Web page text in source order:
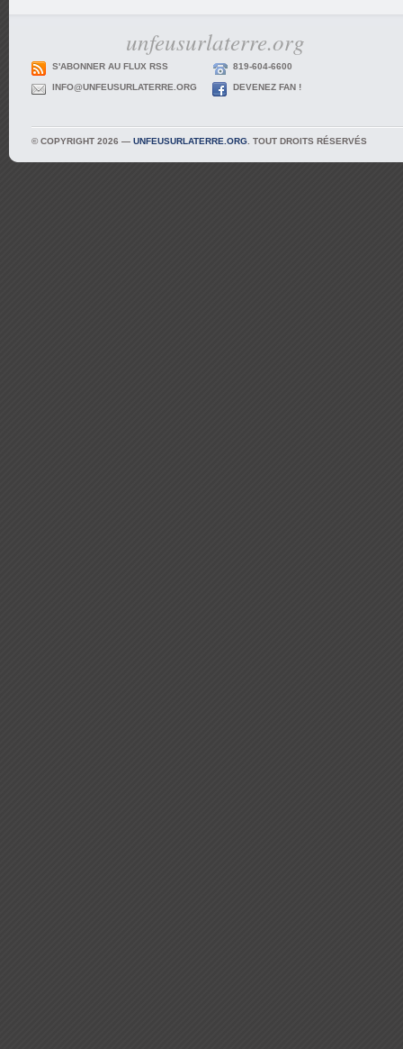
unfeusurlaterre.org
S'ABONNER AU FLUX RSS 819-604-6600
INFO@UNFEUSURLATERRE.ORG DEVENEZ FAN !
© COPYRIGHT 2026 — UNFEUSURLATERRE.ORG . TOUT DROITS RÉSERVÉS